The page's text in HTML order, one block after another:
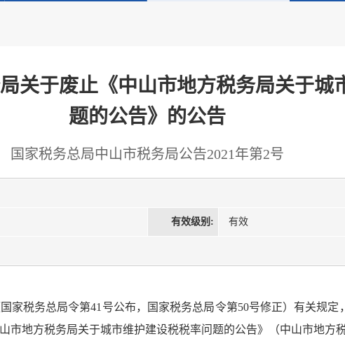
关于废止《中山市地方税务局关于城
题的公告》的公告
国家税务总局中山市税务局公告2021年第2号
有效级别: 有效
家税务总局令第41号公布，国家税务总局令第50号修正）有关规
地方税务局关于城市维护建设税税率问题的公告》（中山市地方税